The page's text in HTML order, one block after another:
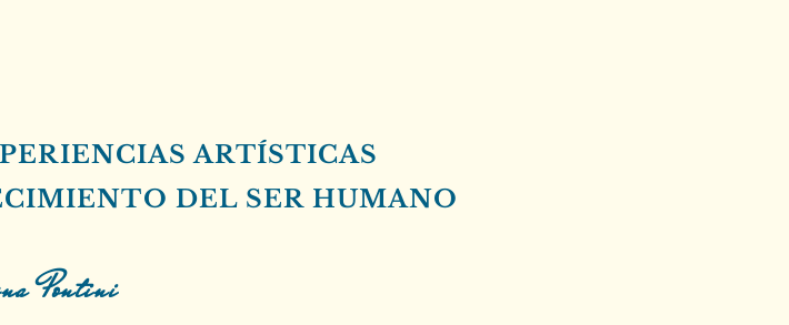
ARTÍSTICAS
DEL SER HUMANO
Pontini